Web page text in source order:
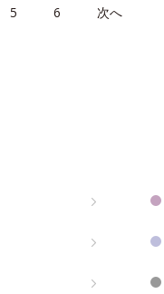
5 6 次へ